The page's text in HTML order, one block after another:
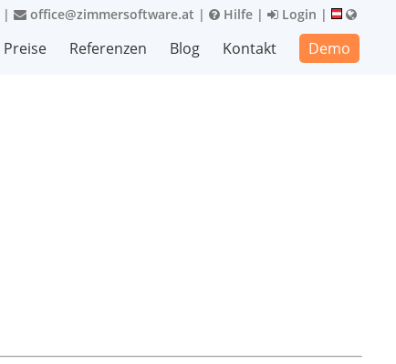
| office@zimmersoftware.at | Hilfe | Login |
Preise Referenzen Blog Kontakt Demo